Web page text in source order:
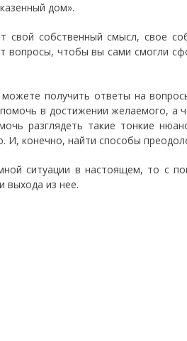
дом».
свой собственный смысл, свое
вопросы, чтобы вы сами смогли
получить ответы на
в достижении желаемого, а
разглядеть такие тонкие
И, конечно, найти способы
ситуации в настоящем, то с
выхода из нее.